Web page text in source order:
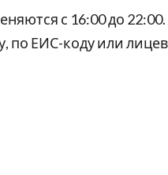
с 16:00 до
по ЕИС-коду или